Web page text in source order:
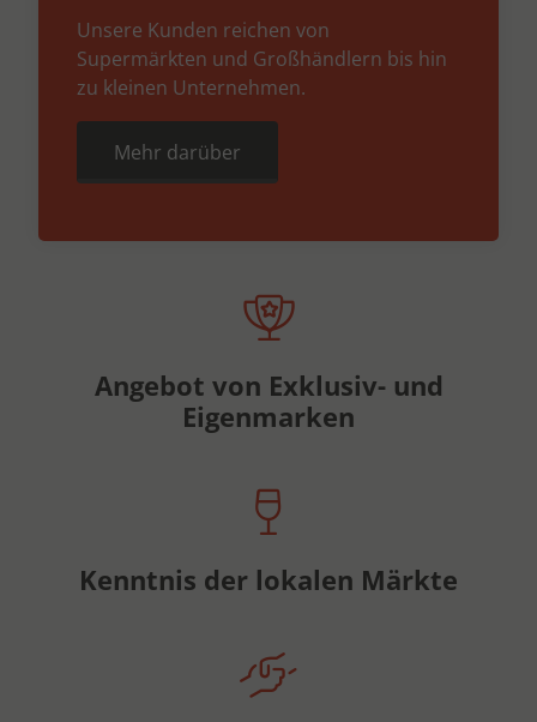
Unsere Kunden reichen von
Supermärkten und Großhändlern bis hin
zu kleinen Unternehmen.
Mehr darüber
Angebot von Exklusiv- und
Eigenmarken
Kenntnis der lokalen Märkte